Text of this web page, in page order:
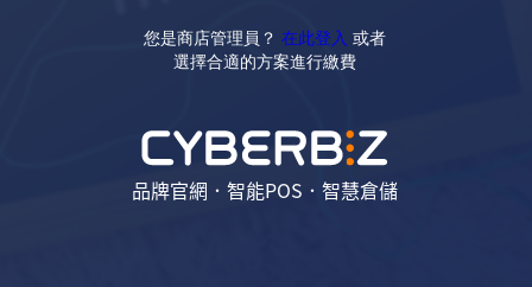
您是商店管理員？ 在此登入 或者
選擇合適的方案進行繳費